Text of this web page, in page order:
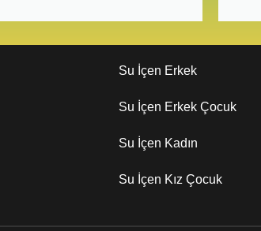
Su İçen Erkek
Su İçen Erkek Çocuk
Su İçen Kadın
Su İçen Kız Çocuk